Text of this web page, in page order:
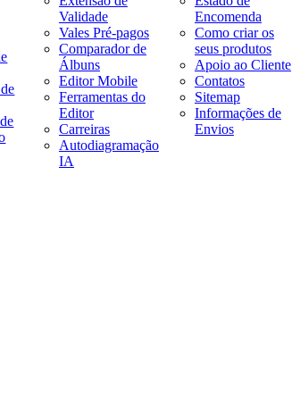
Validade
Vales Pré-pagos
Comparador de
Álbuns
Editor Mobile
Ferramentas do
Editor
Carreiras
Autodiagramação
IA
Encomenda
Como criar os
seus produtos
Apoio ao Cliente
Contatos
Sitemap
Informações de
Envios